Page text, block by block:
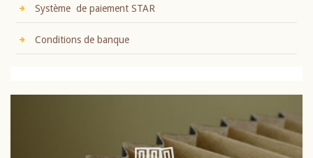
Système de paiement STAR
Conditions de banque